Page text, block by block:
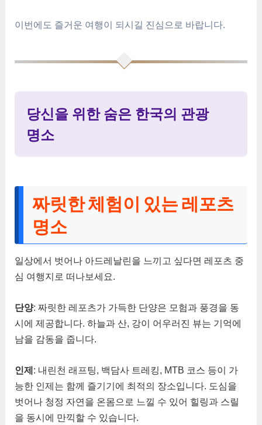
이번에도 즐거운 여행이 되시길 진심으로 바랍니다.
당신을 위한 숨은 한국의 관광
명소
짜릿한 체험이 있는 레포츠
명소
일상에서 벗어나 아드레날린을 느끼고 싶다면 레포츠 중
심 여행지로 떠나보세요.
단양: 짜릿한 레포츠가 가득한 단양은 모험과 풍경을 동
시에 제공합니다. 하늘과 산, 강이 어우러진 뷰는 기억에
남을 감동을 줍니다.
인제: 내린천 래프팅, 백담사 트레킹, MTB 코스 등이 가
능한 인제는 함께 즐기기에 최적의 장소입니다. 도심을
벗어나 청정 자연을 온몸으로 느낄 수 있어 힐링과 스릴
을 동시에 만끽할 수 있습니다.